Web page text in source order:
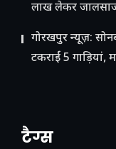
लाख लेकर
गोरखपुर न्यूज़:
टकराईं 5 गाड़ियां,
टैग्स